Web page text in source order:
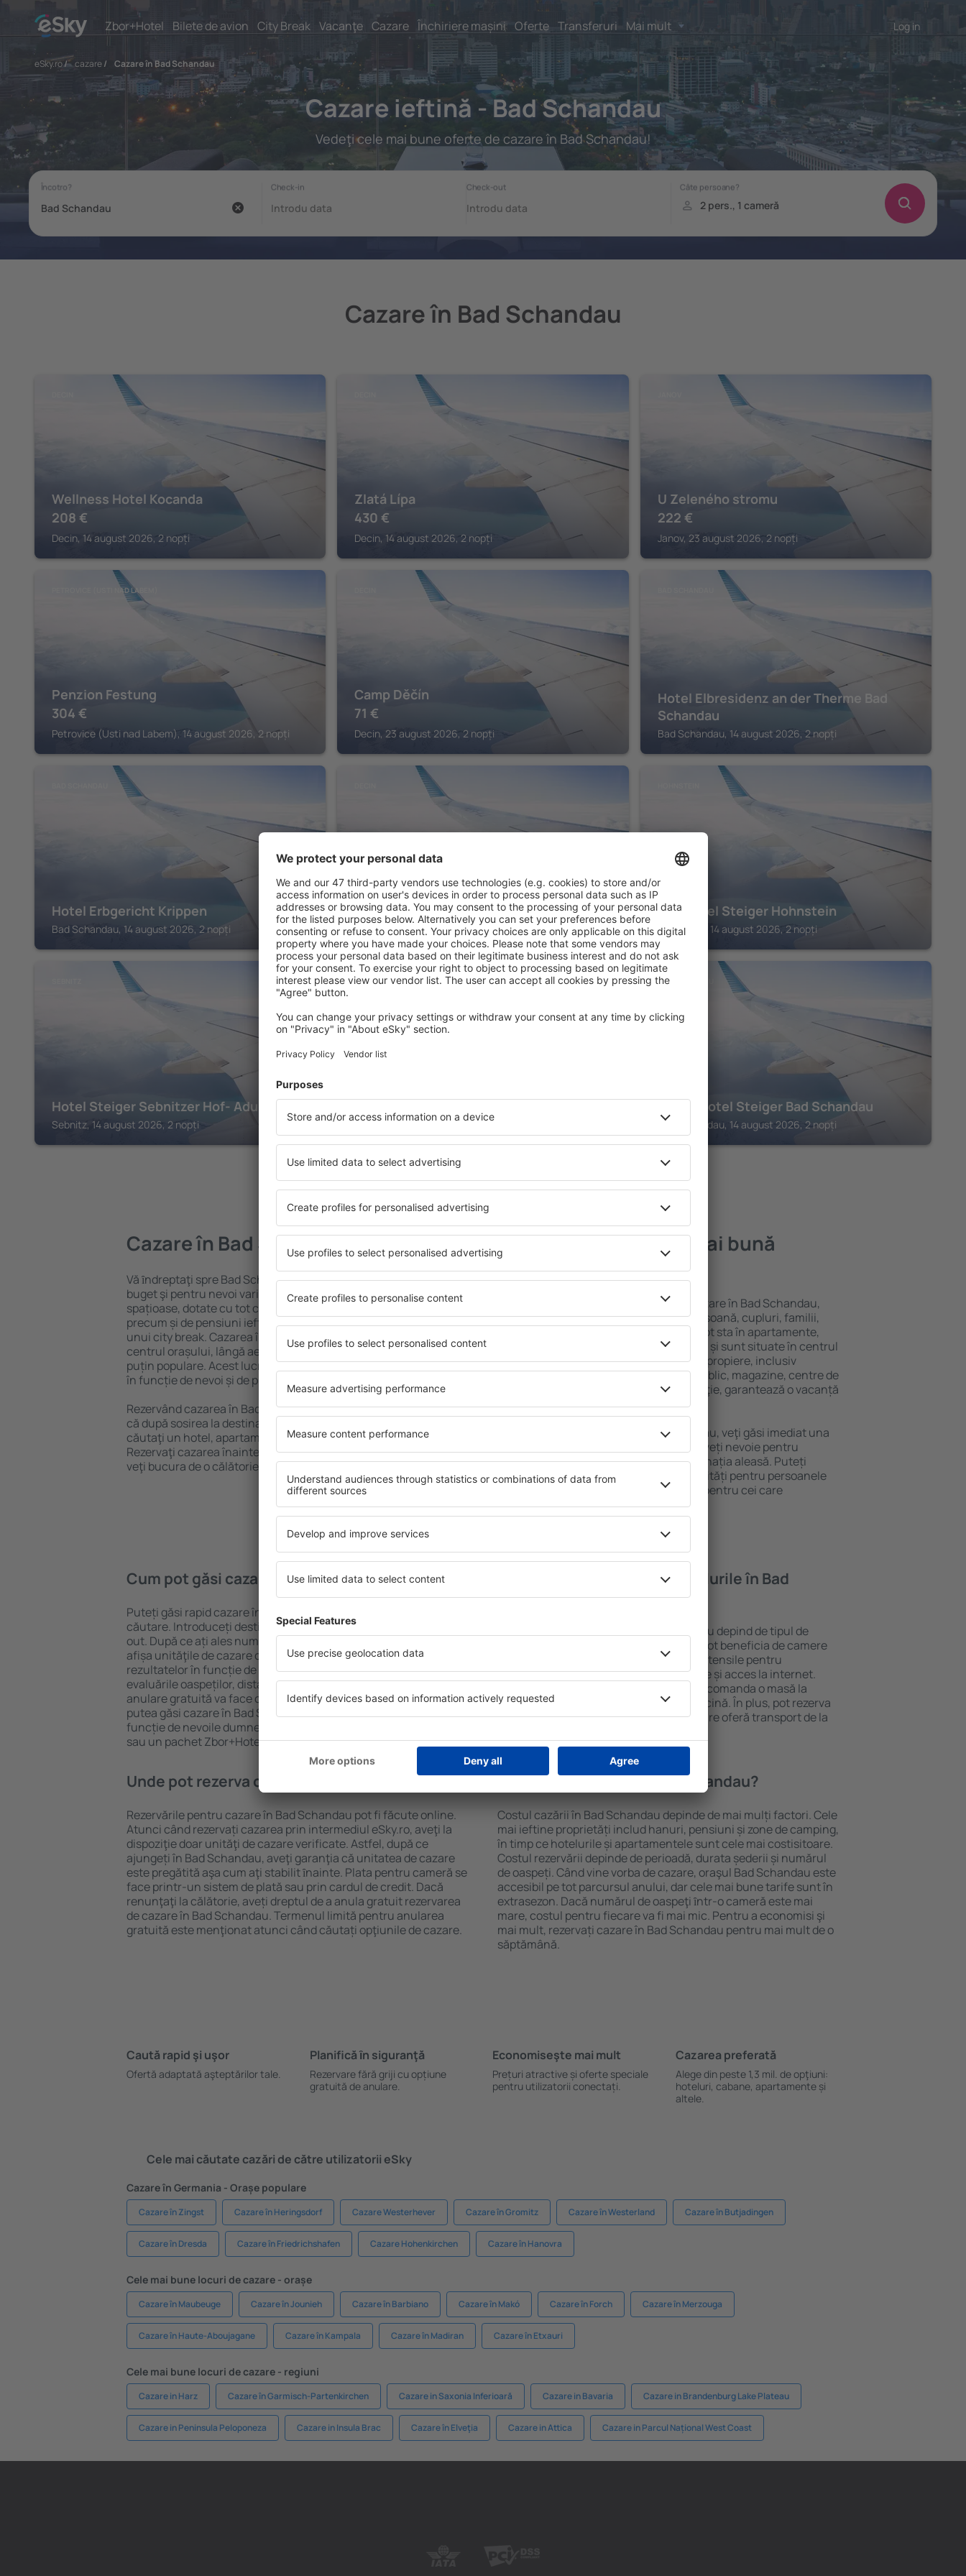
Zbor+Hotel Bilete de avion City Break Vacanţe Cazare Închiriere mașini Oferte Transferuri Mai mult Log in
eSky.ro/ cazare/ Cazare în Bad Schandau
Cazare ieftină - Bad Schandau
Vedeţi cele mai bune oferte de cazare în Bad Schandau!
Cazare în Bad Schandau
Wellness Hotel Kocanda
208 €
Decin, 14 august 2026, 2 nopți
Zlatá Lípa
430 €
Decin, 14 august 2026, 2 nopți
U Zeleného stromu
222 €
Janov, 23 august 2026, 2 nopți
PETROVICE (USTI NAD LABEM)
Penzion Festung
304 €
Petrovice (Usti nad Labem), 14 august 2026, 2 nopți
Camp Děčín
71 €
Decin, 23 august 2026, 2 nopți
Hotel Elbresidenz an der Therme Bad
Schandau
Bad Schandau, 14 august 2026, 2 nopți
Hotel Erbgericht Krippen
Bad Schandau, 14 august 2026, 2 nopți
Armex LiveCentrum
Decin, 14 august 2026, 2 nopți
Parkhotel Steiger Hohnstein
Hohnstein, 14 august 2026, 2 nopți
Hotel Steiger Sebnitzer Hof- Adults Only
Sebnitz, 14 august 2026, 2 nopți
NEUSTADT IN SACHSEN
Neustadt in Sachsen, 14 august 2026, 2 nopți
BAD SCHANDAU
Apparthotel Steiger Bad Schandau
Bad Schandau, 14 august 2026, 2 nopți
Vedeţi mai multe oferte în Bad Schandau
Cazare în Bad Schandau
Vă ȋndreptaţi spre Bad Schandau? Găsiți cazare pentru fiecare
buget şi pentru nevoi variate. Puteți beneficia de proprietăți
spațioase, dotate cu tot confortul, cu numeroase facilități,
precum și de pensiuni ieftine pentru a sta câteva zile în timpul
unui city break. Cazarea în Bad Schandau este disponibilă în
centrul orașului, lângă aeroport și în cartiere sau regiuni mai
puțin populare. Acest lucru vă va ajuta să găsiţi unităţi de cazare
în funcție de nevoi și de planurile ulterioare.
Rezervând cazarea în Bad Schandau mai devreme, aveți garanţia
că după sosirea la destinație vă puteţi relaxa, fără a fi nevoie să
căutaţi un hotel, apartament sau altă unitate de cazare.
Rezervaţi cazarea înainte de călătoria spre Bad Schandau și vă
veţi bucura de o călătorie liniştită.
Bad Schandau – cea mai bună
cazare
Puteți alege dintr-o ofertă variată de cazare în Bad Schandau,
inclusiv proprietăți pentru o singură persoană, cupluri, familii,
persoane ȋn vârstă și grupuri. Oaspeţii pot sta în apartamente,
hoteluri și pensiuni care oferă intimitate și sunt situate în centrul
orașului Bad Schandau. Facilitățile din apropiere, inclusiv
companii de închirieri auto, transport public, magazine, centre de
reparaţii și locuri de relaxare sau distracţie, garantează o vacanță
extraordinară.
Dacă doriţi cazare de lux în Bad Schandau, veţi găsi imediat una
care să se potrivească. Veți găsi tot ce aveți nevoie pentru
vacanță sau călătoria de afaceri la destinația aleasă. Puteți
rezerva cazare în Bad Schandau cu facilități pentru persoanele
cu dizabilități, sugari și copii, precum și pentru cei care
călătoresc cu animale de companie.
Cum pot găsi cazare în Bad Schandau?
Puteți găsi rapid cazare în Bad Schandau folosind un motor de
căutare. Introduceți destinația și datele de check-in și check-
out. După ce ați ales numărul de persoane, motorul de căutare va
afișa unităţile de cazare disponibile în Bad Schandau. Filtrarea
rezultatelor în funcție de tipul proprietăţii, numărul de stele,
evaluările oaspeților, distanța față de centru și opțiunea de
anulare gratuită va face căutarea mult mai ușoară. Astfel veți
putea găsi cazare în Bad Schandau în doar câteva minute. În
funcție de nevoile dumneavoastră, puteți rezerva doar cazare
sau un pachet Zbor+Hotel.
Ce fel de facilităţi oferă hotelurile în Bad
Schandau?
Facilitățile proprietăţilor în Bad Schandau depind de tipul de
cazare și de numărul de stele. Oaspeții pot beneficia de camere
cu chicinetă, balcon, aer condiționat, ustensile pentru
prepararea ceaiului şi a cafelei, prosoape și acces la internet.
Vizitatorii pot avea parcare gratuită, pot comanda o masă la
restaurant sau pot alege un hotel cu piscină. În plus, pot rezerva
cazare în Bad Schandau la proprietăți care oferă transport de la
Unde pot rezerva cazare în Bad Schandau?
Rezervările pentru cazare în Bad Schandau pot fi făcute online.
Atunci când rezervați cazarea prin intermediul eSky.ro, aveţi la
dispoziţie doar unităţi de cazare verificate. Astfel, după ce
ajungeți în Bad Schandau, aveţi garanţia că unitatea de cazare
este pregătită aşa cum aţi stabilit ȋnainte. Plata pentru cameră se
face printr-un sistem de plată sau prin cardul de credit. Dacă
renunţaţi la călătorie, aveți dreptul de a anula gratuit rezervarea
de cazare în Bad Schandau. Termenul limită pentru anularea
gratuită este menţionat atunci când căutați opţiunile de cazare.
Cât costă cazarea în Bad Schandau?
Costul cazării în Bad Schandau depinde de mai mulți factori. Cele
mai ieftine proprietăți includ hanuri, pensiuni și zone de camping,
în timp ce hotelurile și apartamentele sunt cele mai costisitoare.
Costul rezervării depinde de perioadă, durata șederii și numărul
de oaspeți. Când vine vorba de cazare, oraşul Bad Schandau este
accesibil pe tot parcursul anului, dar cele mai bune tarife sunt în
extrasezon. Dacă numărul de oaspeţi ȋntr-o cameră este mai
mare, costul pentru fiecare va fi mai mic. Pentru a economisi şi
mai mult, rezervați cazare în Bad Schandau pentru mai mult de o
săptămână.
Caută rapid şi uşor
Ofertă adaptată aşteptărilor tale.
Planifică ȋn siguranţă
Rezervare fără griji cu opțiune
gratuită de anulare.
Economiseşte mai mult
Prețuri atractive și oferte speciale
pentru utilizatorii conectați.
Cazarea preferată
Alege din peste 1,3 mil. de opţiuni:
hoteluri, cabane, apartamente și
altele.
Cele mai căutate cazări de către utilizatorii eSky
Cazare în Germania - Orașe populare
Cazare în Zingst Cazare în Heringsdorf Cazare Westerhever Cazare în Gromitz Cazare în Westerland Cazare în Butjadingen
Cazare în Dresda Cazare în Friedrichshafen Cazare Hohenkirchen Cazare în Hanovra
Cele mai bune locuri de cazare - orașe
Cazare în Maubeuge Cazare în Jounieh Cazare în Barbiano Cazare în Makó Cazare în Forch Cazare în Merzouga
Cazare în Haute-Aboujagane Cazare în Kampala Cazare în Madiran Cazare în Etxauri
Cele mai bune locuri de cazare - regiuni
Cazare in Harz Cazare în Garmisch-Partenkirchen Cazare in Saxonia Inferioară Cazare in Bavaria Cazare in Brandenburg Lake Plateau
Cazare in Peninsula Peloponeza Cazare in Insula Brac Cazare în Elveţia Cazare in Attica Cazare in Parcul Național West Coast